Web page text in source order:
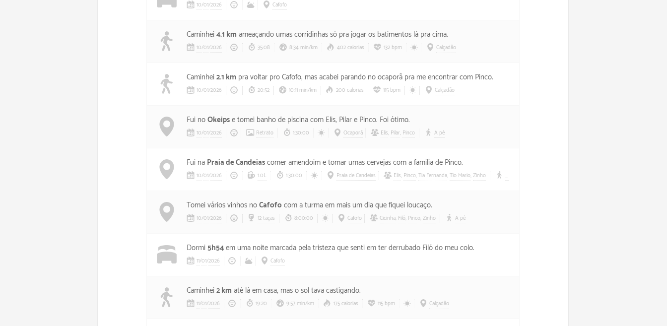
10/01/2026 Cafofo
Caminhei4.1 km ameaçando umas corridinhas só pra jogar os batimentos lá pra cima.
10/01/2026 35:08 8:34 min/km 402 calorias 132 bpm Calçadão
Caminhei2.1 km pra voltar pro Cafofo, mas acabei parando no ocaporã pra me encontrar com Pinco.
10/01/2026 20:52 10:11 min/km 200 calorias 115 bpm Calçadão
Fui noOkeipse tomei banho de piscina com Elis, Pilar e Pinco. Foi ótimo.
10/01/2026 Retrato 1:30:00 Ocaporã Elis Pilar Pinco A pé
Fui na Praia de Candeiascomer amendoim e tomar umas cervejas com a família de Pinco.
10/01/2026 1.0L 1:30:00 Praia de Candeias Elis Pinco Tia Fernanda Tio Mario Zinho A pé
Tomei vários vinhos noCafofo com a turma em mais um dia que fiquei loucaço.
10/01/2026 12 taças 8:00:00 Cafofo Cicinha Filó Pinco Zinho A pé
Dormi5h54em uma noite marcada pela tristeza que senti em ter derrubado Filó do meu colo.
11/01/2026 Cafofo
Caminhei2 km até lá em casa, mas o sol tava castigando.
11/01/2026 19:20 9:57 min/km 175 calorias 115 bpm Calçadão